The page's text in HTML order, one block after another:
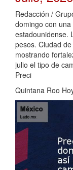
Redacción /
domingo con
estadounidense.
pesos. Ciudad
mostrando
julio el tipo de
Preci
Quintana Roo